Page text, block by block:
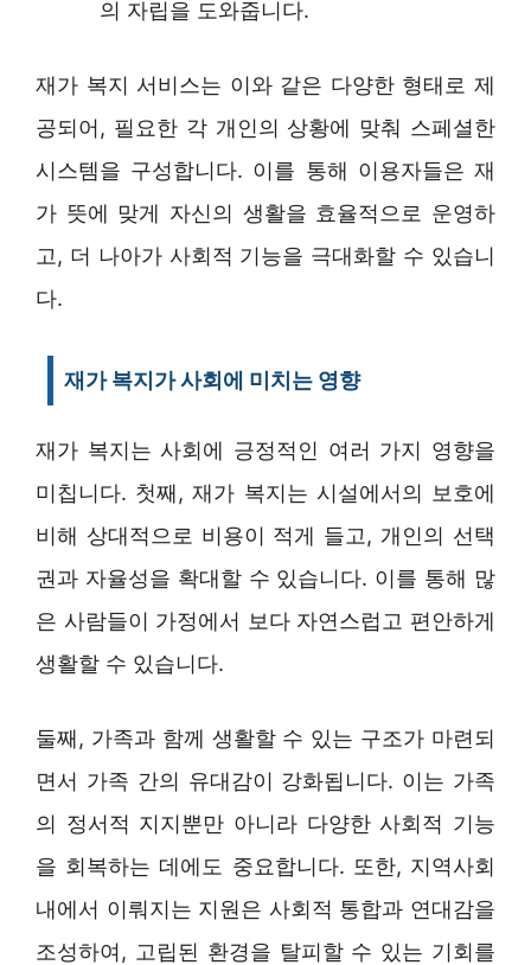
의 자립을 도와줍니다.
재가 복지 서비스는 이와 같은 다양한 형태로 제
공되어, 필요한 각 개인의 상황에 맞춰 스페셜한
시스템을 구성합니다. 이를 통해 이용자들은 재
가 뜻에 맞게 자신의 생활을 효율적으로 운영하
고, 더 나아가 사회적 기능을 극대화할 수 있습니
다.
재가 복지가 사회에 미치는 영향
재가 복지는 사회에 긍정적인 여러 가지 영향을
미칩니다. 첫째, 재가 복지는 시설에서의 보호에
비해 상대적으로 비용이 적게 들고, 개인의 선택
권과 자율성을 확대할 수 있습니다. 이를 통해 많
은 사람들이 가정에서 보다 자연스럽고 편안하게
생활할 수 있습니다.
둘째, 가족과 함께 생활할 수 있는 구조가 마련되
면서 가족 간의 유대감이 강화됩니다. 이는 가족
의 정서적 지지뿐만 아니라 다양한 사회적 기능
을 회복하는 데에도 중요합니다. 또한, 지역사회
내에서 이뤄지는 지원은 사회적 통합과 연대감을
조성하여, 고립된 환경을 탈피할 수 있는 기회를